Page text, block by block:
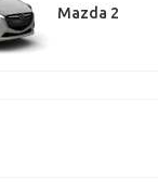
Mazda 2